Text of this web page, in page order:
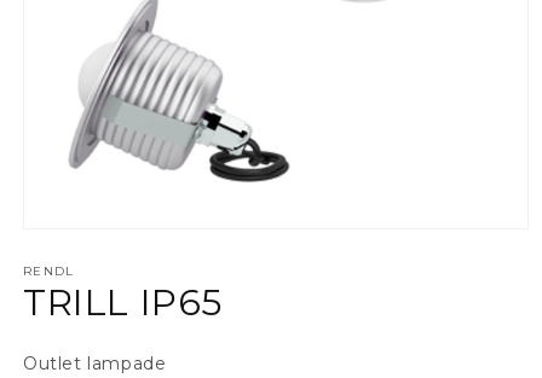
RENDL
TRILL IP65
Outlet lampade